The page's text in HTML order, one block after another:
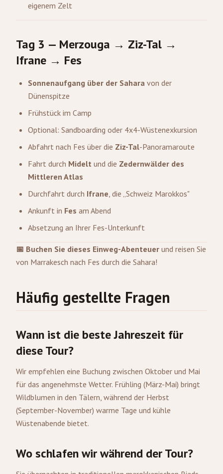
eigenem Zelt
Tag 3 — Merzouga → Ziz-Tal →
Ifrane → Fes
Sonnenaufgang über der Sahara von der
Dünenspitze
Frühstück im Camp
Optional: Sandboarding oder 4x4-Wüstenexkursion
Abfahrt nach Fes über die Ziz-Tal-Panoramaroute
Fahrt durch Midelt und die Zedernwälder des
Mittleren Atlas
Durchfahrt durch Ifrane, die „Schweiz Marokkos"
Ankunft in Fes am Abend
Absetzung an Ihrer Fes-Unterkunft
📅 Buchen Sie dieses Einweg-Abenteuer und reisen Sie
von Marrakesch nach Fes durch die Sahara!
Häufig gestellte Fragen
Wann ist die beste Jahreszeit für
diese Tour?
Wir empfehlen eine Buchung zwischen Oktober und Mai
für das angenehmste Wetter. Frühling (März-Mai) bringt
Wildblumen in den Tälern, während der Herbst
(September-November) warme Tage und kühle
Wüstenabende bietet.
Wo schlafen wir während der Tour?